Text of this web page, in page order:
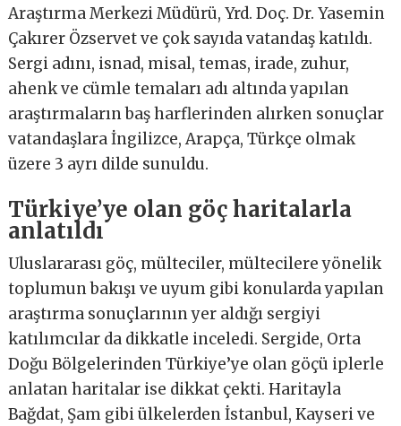
Araştırma Merkezi Müdürü, Yrd. Doç. Dr. Yasemin
Çakırer Özservet ve çok sayıda vatandaş katıldı.
Sergi adını, isnad, misal, temas, irade, zuhur,
ahenk ve cümle temaları adı altında yapılan
araştırmaların baş harflerinden alırken sonuçlar
vatandaşlara İngilizce, Arapça, Türkçe olmak
üzere 3 ayrı dilde sunuldu.
Türkiye’ye olan göç haritalarla
anlatıldı
Uluslararası göç, mülteciler, mültecilere yönelik
toplumun bakışı ve uyum gibi konularda yapılan
araştırma sonuçlarının yer aldığı sergiyi
katılımcılar da dikkatle inceledi. Sergide, Orta
Doğu Bölgelerinden Türkiye’ye olan göçü iplerle
anlatan haritalar ise dikkat çekti. Haritayla
Bağdat, Şam gibi ülkelerden İstanbul, Kayseri ve